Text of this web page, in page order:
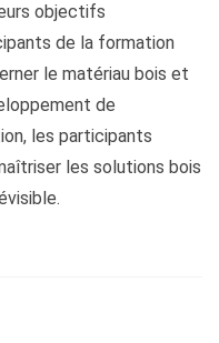
objectifs
de la formation
le matériau bois et
de
les participants
les solutions bois